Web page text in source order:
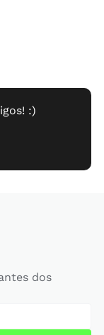
dos